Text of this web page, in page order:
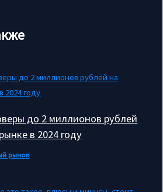
до 2 миллионов рублей
в 2024 году
рынок